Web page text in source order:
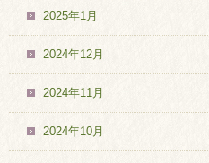
2025年1月
2024年12月
2024年11月
2024年10月